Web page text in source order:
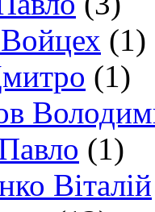
(1)
(1)
(1)
Віталій